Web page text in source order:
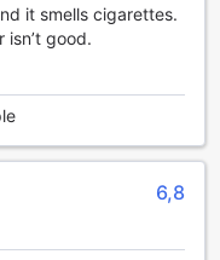
it smells cigarettes.
isn’t good.
6,8